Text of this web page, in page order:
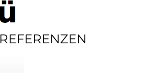
REFERENZEN